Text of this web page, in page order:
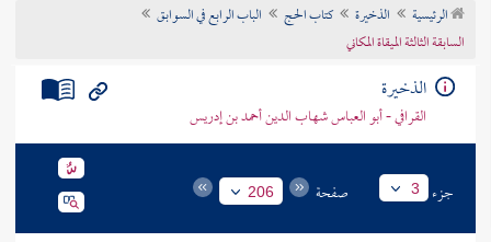
تراجم الأعلام
الرئيسية الذخيرة كتاب الحج
الباب الرابع في السوابق
السابقة الثالثة الميقاة المكاني
الذخيرة
القرافي - أبو العباس شهاب الدين أحمد بن إدريس
جزء 3 صفحة 206